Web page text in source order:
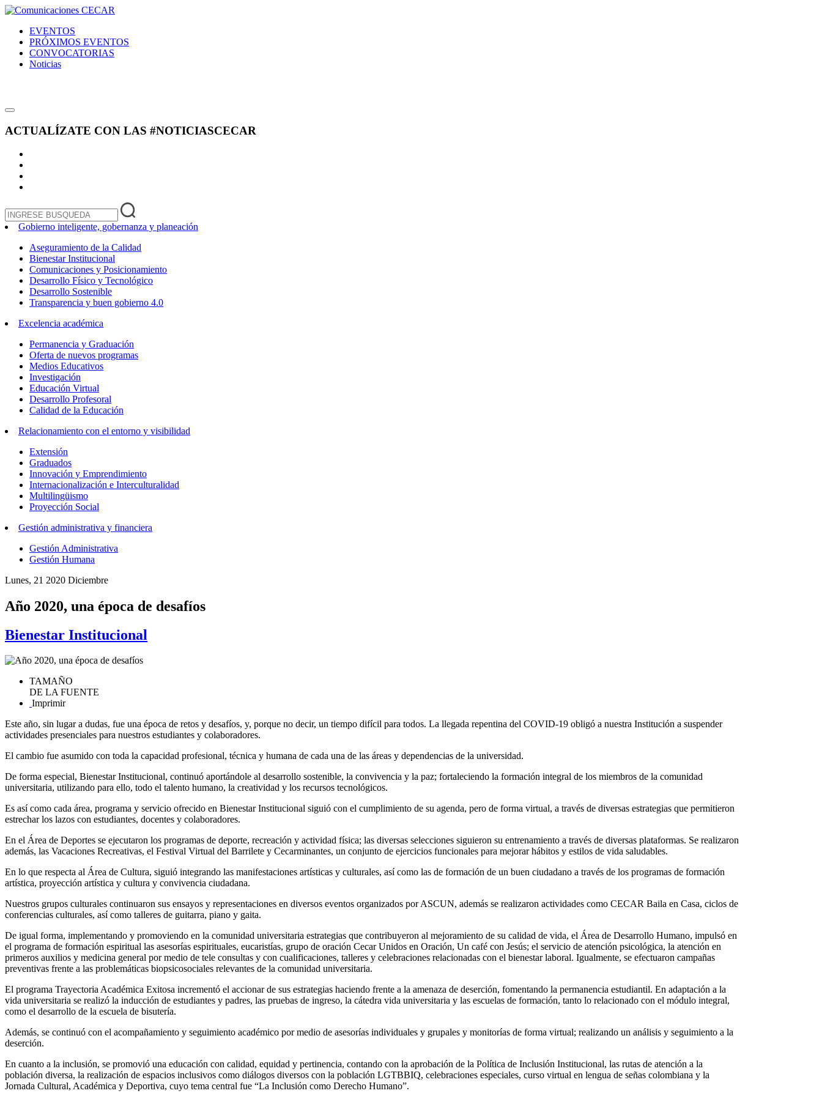
EVENTOS
PRÓXIMOS EVENTOS
CONVOCATORIAS
Noticias
ACTUALÍZATE CON LAS #NOTICIASCECAR
Gobierno inteligente, gobernanza y planeación
Aseguramiento de la Calidad
Bienestar Institucional
Comunicaciones y Posicionamiento
Desarrollo Físico y Tecnológico
Desarrollo Sostenible
Transparencia y buen gobierno 4.0
Excelencia académica
Permanencia y Graduación
Oferta de nuevos programas
Medios Educativos
Investigación
Educación Virtual
Desarrollo Profesoral
Calidad de la Educación
Relacionamiento con el entorno y visibilidad
Extensión
Graduados
Innovación y Emprendimiento
Internacionalización e Interculturalidad
Multilingüismo
Proyección Social
Gestión administrativa y financiera
Gestión Administrativa
Gestión Humana
Lunes, 21 2020 Diciembre
Año 2020, una época de desafíos
Bienestar Institucional
TAMAÑO
DE LA FUENTE
Imprimir
Este año, sin lugar a dudas, fue una época de retos y desafíos, y, porque no decir, un tiempo difícil para todos. La llegada repentina del COVID-19 obligó a nuestra Institución a suspender
actividades presenciales para nuestros estudiantes y colaboradores.
El cambio fue asumido con toda la capacidad profesional, técnica y humana de cada una de las áreas y dependencias de la universidad.
De forma especial, Bienestar Institucional, continuó aportándole al desarrollo sostenible, la convivencia y la paz; fortaleciendo la formación integral de los miembros de la comunidad
universitaria, utilizando para ello, todo el talento humano, la creatividad y los recursos tecnológicos.
Es así como cada área, programa y servicio ofrecido en Bienestar Institucional siguió con el cumplimiento de su agenda, pero de forma virtual, a través de diversas estrategias que permitieron
estrechar los lazos con estudiantes, docentes y colaboradores.
En el Área de Deportes se ejecutaron los programas de deporte, recreación y actividad física; las diversas selecciones siguieron su entrenamiento a través de diversas plataformas. Se realizaron
además, las Vacaciones Recreativas, el Festival Virtual del Barrilete y Cecarminantes, un conjunto de ejercicios funcionales para mejorar hábitos y estilos de vida saludables.
En lo que respecta al Área de Cultura, siguió integrando las manifestaciones artísticas y culturales, así como las de formación de un buen ciudadano a través de los programas de formación
artística, proyección artística y cultura y convivencia ciudadana.
Nuestros grupos culturales continuaron sus ensayos y representaciones en diversos eventos organizados por ASCUN, además se realizaron actividades como CECAR Baila en Casa, ciclos de
conferencias culturales, así como talleres de guitarra, piano y gaita.
De igual forma, implementando y promoviendo en la comunidad universitaria estrategias que contribuyeron al mejoramiento de su calidad de vida, el Área de Desarrollo Humano, impulsó en
el programa de formación espiritual las asesorías espirituales, eucaristías, grupo de oración Cecar Unidos en Oración, Un café con Jesús; el servicio de atención psicológica, la atención en
primeros auxilios y medicina general por medio de tele consultas y con cualificaciones, talleres y celebraciones relacionadas con el bienestar laboral. Igualmente, se efectuaron campañas
preventivas frente a las problemáticas biopsicosociales relevantes de la comunidad universitaria.
El programa Trayectoria Académica Exitosa incrementó el accionar de sus estrategias haciendo frente a la amenaza de deserción, fomentando la permanencia estudiantil. En adaptación a la
vida universitaria se realizó la inducción de estudiantes y padres, las pruebas de ingreso, la cátedra vida universitaria y las escuelas de formación, tanto lo relacionado con el módulo integral,
como el desarrollo de la escuela de bisutería.
Además, se continuó con el acompañamiento y seguimiento académico por medio de asesorías individuales y grupales y monitorías de forma virtual; realizando un análisis y seguimiento a la
deserción.
En cuanto a la inclusión, se promovió una educación con calidad, equidad y pertinencia, contando con la aprobación de la Política de Inclusión Institucional, las rutas de atención a la
población diversa, la realización de espacios inclusivos como diálogos diversos con la población LGTBBIQ, celebraciones especiales, curso virtual en lengua de señas colombiana y la
Jornada Cultural, Académica y Deportiva, cuyo tema central fue “La Inclusión como Derecho Humano”.